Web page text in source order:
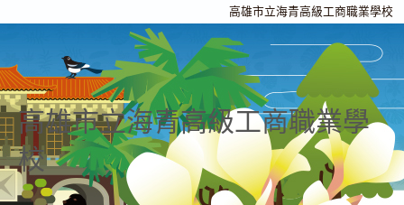
高雄市立海青高級工商職業學校
高雄市立海青高級工商職業學
校